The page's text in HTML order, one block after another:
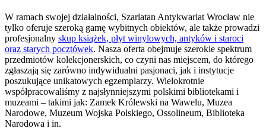
W ramach swojej działalności, Szarlatan Antykwariat Wrocław nie
tylko oferuje szeroką gamę wybitnych obiektów, ale także prowadzi
profesjonalny skup książek, płyt winylowych, antyków i staroci
oraz starych pocztówek. Nasza oferta obejmuje szerokie spektrum
przedmiotów kolekcjonerskich, co czyni nas miejscem, do którego
zgłaszają się zarówno indywidualni pasjonaci, jak i instytucje
poszukujące unikatowych egzemplarzy. Wielokrotnie
współpracowaliśmy z najsłynniejszymi polskimi bibliotekami i
muzeami – takimi jak: Zamek Królewski na Wawelu, Muzea
Narodowe, Muzeum Wojska Polskiego, Ossolineum, Biblioteka
Narodowa i in.